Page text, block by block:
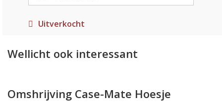
Uitverkocht
Wellicht ook interessant
Omshrijving Case-Mate Hoesje